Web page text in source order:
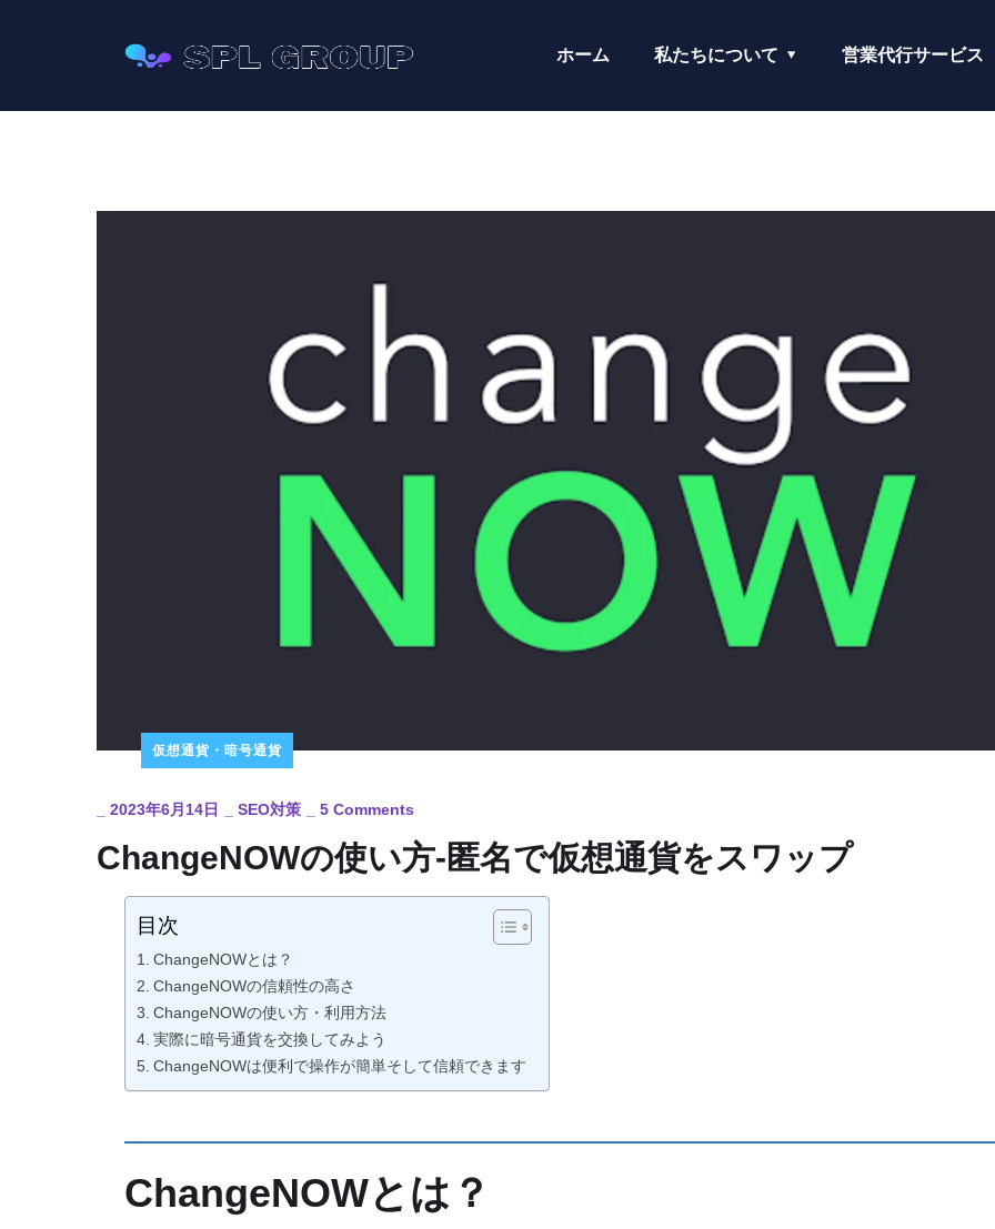
ホーム 私たちについて 営業代行サービス
仮想通貨・暗号通貨
2023年6月14日 SEO対策 5 Comments
ChangeNOWの使い方-匿名で仮想通貨をスワップ
目次
ChangeNOWとは？
ChangeNOWの信頼性の高さ
ChangeNOWの使い方・利用方法
実際に暗号通貨を交換してみよう
ChangeNOWは便利で操作が簡単そして信頼できます
ChangeNOWとは？